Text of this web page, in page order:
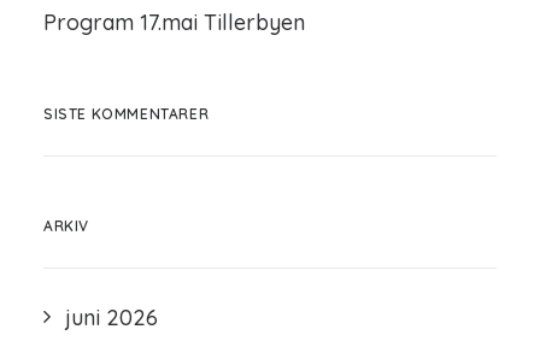
Program 17.mai Tillerbyen
SISTE KOMMENTARER
ARKIV
juni 2026